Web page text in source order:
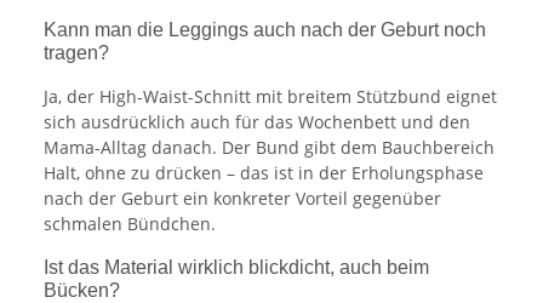
Kann man die Leggings auch nach der Geburt noch
tragen?
Ja, der High-Waist-Schnitt mit breitem Stützbund eignet
sich ausdrücklich auch für das Wochenbett und den
Mama-Alltag danach. Der Bund gibt dem Bauchbereich
Halt, ohne zu drücken – das ist in der Erholungsphase
nach der Geburt ein konkreter Vorteil gegenüber
schmalen Bündchen.
Ist das Material wirklich blickdicht, auch beim
Bücken?